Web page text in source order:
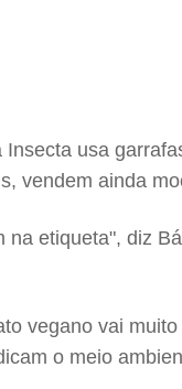
usa
vendem ainda
na etiqueta", diz
vegano vai
o meio